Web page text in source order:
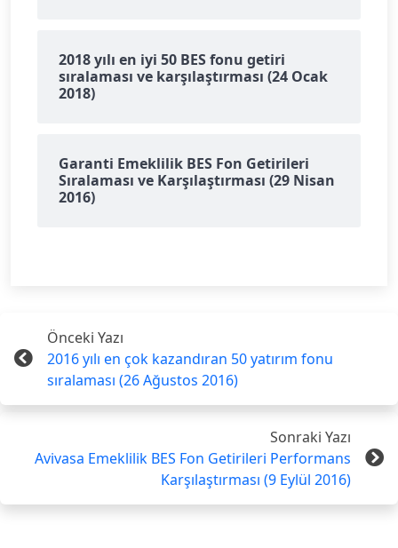
2018 yılı en iyi 50 BES fonu getiri
sıralaması ve karşılaştırması (24 Ocak
2018)
Garanti Emeklilik BES Fon Getirileri
Sıralaması ve Karşılaştırması (29 Nisan
2016)
Önceki Yazı
2016 yılı en çok kazandıran 50 yatırım fonu
sıralaması (26 Ağustos 2016)
Sonraki Yazı
Avivasa Emeklilik BES Fon Getirileri Performans
Karşılaştırması (9 Eylül 2016)